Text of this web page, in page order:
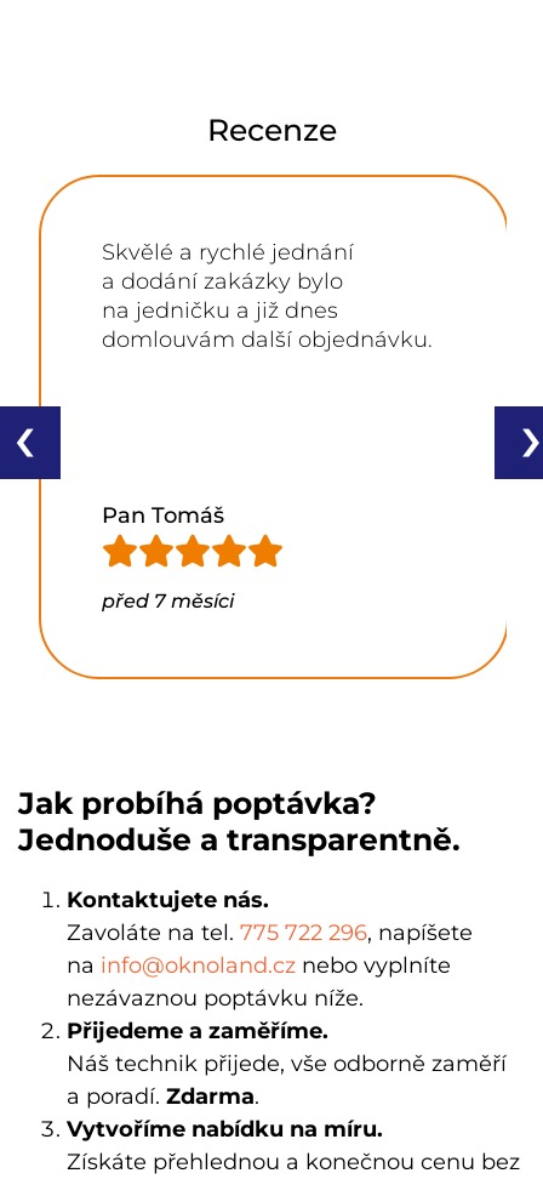
Recenze
Skvělé a rychlé jednání
a dodání zakázky bylo
na jedničku a již dnes
domlouvám další objednávku.
Pan Tomáš
před 7 měsíci
‹ ›
Jak probíhá poptávka?
Jednoduše a transparentně.
Kontaktujete nás.
Zavoláte na tel. 775 722 296, napíšete
na info@oknoland.cz nebo vyplníte
nezávaznou poptávku níže.
Přijedeme a zaměříme.
Náš technik přijede, vše odborně zaměří
a poradí. Zdarma.
Vytvoříme nabídku na míru.
Získáte přehlednou a konečnou cenu bez